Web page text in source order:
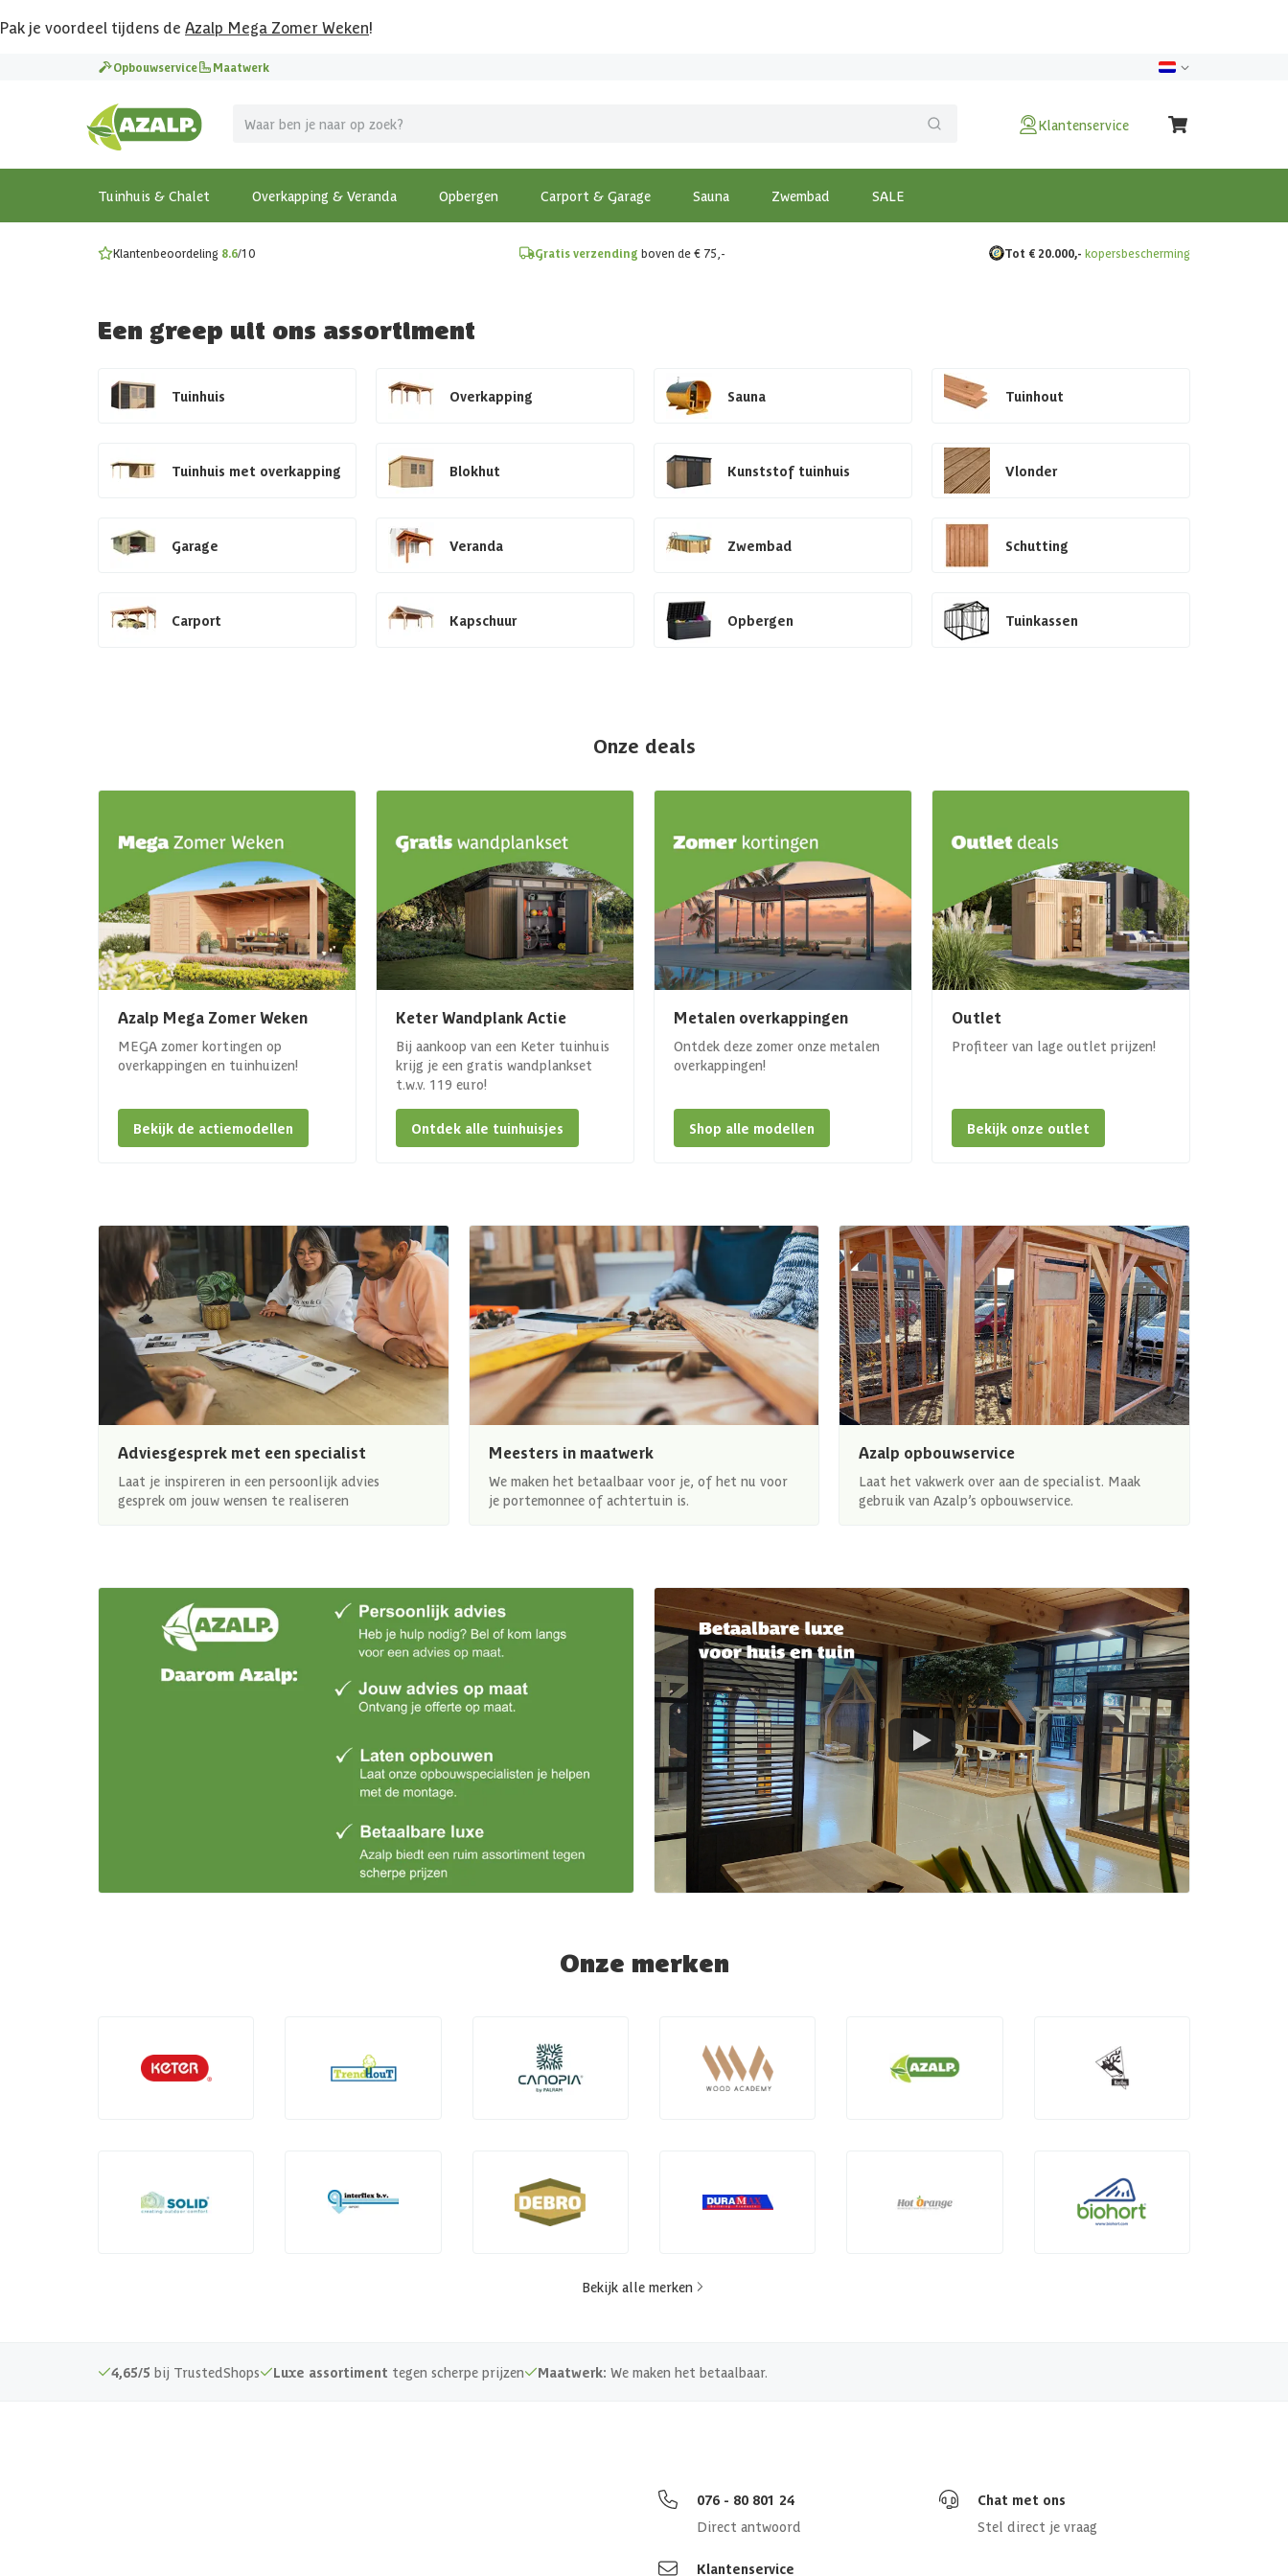
Pak je voordeel tijdens de Azalp Mega Zomer Weken!
Opbouwservice Maatwerk
Klantenservice
Tuinhuis & Chalet Overkapping & Veranda Opbergen Carport & Garage Sauna Zwembad SALE
Vier vakantie in je tuin
MEGA zomer kortingen op overkappingen en tuinhuizen!
Bekijk de actiemodellen
Gratis wandplankset
Ontdek onze metalen overkappingen
Klantenbeoordeling 8.6/10 Gratis verzending boven de € 75,- Tot € 20.000,- kopersbescherming
Een greep uit ons assortiment
Tuinhuis Overkapping Sauna Tuinhout
Tuinhuis met overkapping Blokhut Kunststof tuinhuis Vlonder
Garage Veranda Zwembad Schutting
Carport Kapschuur Opbergen Tuinkassen
Onze deals
Azalp Mega Zomer Weken
MEGA zomer kortingen op
overkappingen en tuinhuizen!
Bekijk de actiemodellen
Keter Wandplank Actie
Bij aankoop van een Keter tuinhuis
krijg je een gratis wandplankset
t.w.v. 119 euro!
Ontdek alle tuinhuisjes
Metalen overkappingen
Ontdek deze zomer onze metalen
overkappingen!
Shop alle modellen
Outlet
Profiteer van lage outlet prijzen!
Bekijk onze outlet
Adviesgesprek met een specialist
Laat je inspireren in een persoonlijk advies
gesprek om jouw wensen te realiseren
Meesters in maatwerk
We maken het betaalbaar voor je, of het nu voor
je portemonnee of achtertuin is.
Azalp opbouwservice
Laat het vakwerk over aan de specialist. Maak
gebruik van Azalp’s opbouwservice.
Onze merken
Bekijk alle merken
4,65/5 bij TrustedShops Luxe assortiment tegen scherpe prijzen Maatwerk: We maken het betaalbaar.
076 - 80 801 24
Direct antwoord
Chat met ons
Stel direct je vraag
Klantenservice